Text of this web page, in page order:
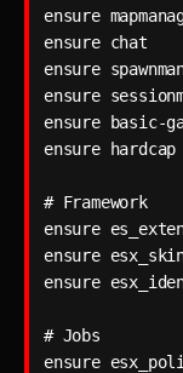
ensure
ensure chat
ensure
ensure
ensure basic-
ensure hardcap
# Framework
ensure
ensure
ensure
# Jobs
ensure